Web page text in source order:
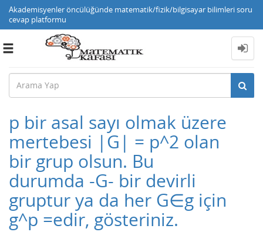
Akademisyenler öncülüğünde matematik/fizik/bilgisayar bilimleri soru
cevap platformu
Toggle
p bir asal sayı olmak üzere
mertebesi |G| = p^2 olan
bir grup olsun. Bu
durumda -G- bir devirli
gruptur ya da her G∈g için
g^p =edir, gösteriniz.